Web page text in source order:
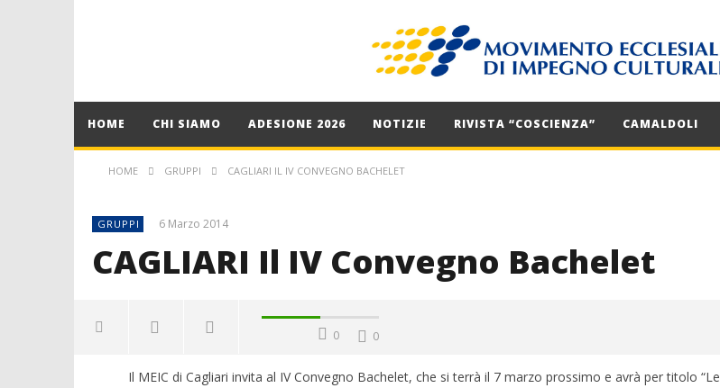
HOME CHI SIAMO ADESIONE 2026 NOTIZIE RIVISTA “COSCIENZA” CAMALDOLI
HOME GRUPPI CAGLIARI IL IV CONVEGNO BACHELET
GRUPPI 6 Marzo 2014
CAGLIARI Il IV Convegno Bachelet
0 0
Il MEIC di Cagliari invita al IV Convegno Bachelet, che si terrà il 7 marzo prossimo e avrà per titolo “Le